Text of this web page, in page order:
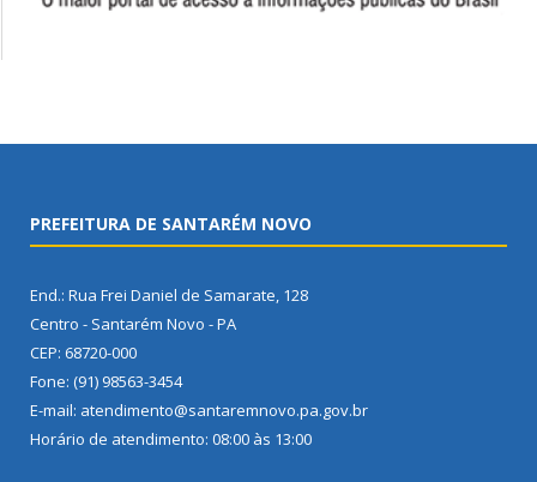
PREFEITURA DE SANTARÉM NOVO
End.: Rua Frei Daniel de Samarate, 128
Centro - Santarém Novo - PA
CEP: 68720-000
Fone: (91) 98563-3454
E-mail: atendimento@santaremnovo.pa.gov.br
Horário de atendimento: 08:00 às 13:00